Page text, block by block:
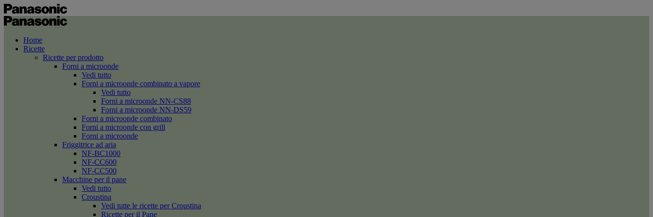
Home
Ricette
Ricette per prodotto
Forni a microonde
Vedi tutto
Forni a microonde combinato a vapore
Vedi tutto
Forni a microonde NN-CS88
Forni a microonde NN-DS59
Forni a microonde combinato
Forni a microonde con grill
Forni a microonde
Friggitrice ad aria
NF-BC1000
NF-CC600
NF-CC500
Macchine per il pane
Vedi tutto
Croustina
Vedi tutte le ricette per Croustina
Ricette per il Pane